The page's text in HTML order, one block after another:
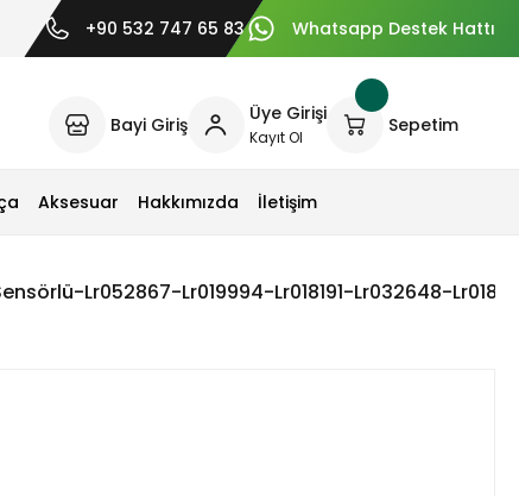
+90 532 747 65 83 Whatsapp Destek Hattı
Bayi Giriş Üye Girişi
Kayıt Ol
Sepetim
Aksesuar Hakkımızda İletişim
Lr052867-Lr019994-Lr018191-Lr032648-